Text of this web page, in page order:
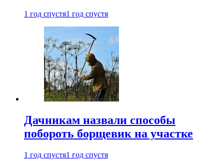
1 год спустя1 год спустя
Дачникам назвали способы
побороть борщевик на участке
1 год спустя1 год спустя